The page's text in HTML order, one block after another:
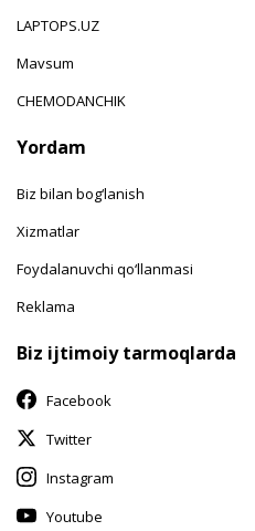
LAPTOPS.UZ
Mavsum
CHEMODANCHIK
Yordam
Biz bilan bog‘lanish
Xizmatlar
Foydalanuvchi qo‘llanmasi
Reklama
Biz ijtimoiy tarmoqlarda
Facebook
Twitter
Instagram
Youtube